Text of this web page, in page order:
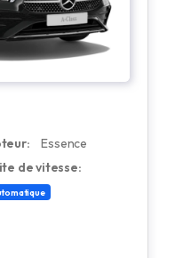
Essence
de vitesse: